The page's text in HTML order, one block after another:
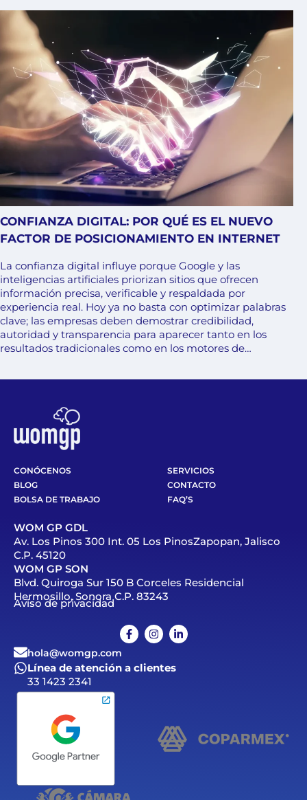
CONFIANZA DIGITAL: POR QUÉ ES EL NUEVO
FACTOR DE POSICIONAMIENTO EN INTERNET
La confianza digital influye porque Google y las
inteligencias artificiales priorizan sitios que ofrecen
información precisa, verificable y respaldada por
experiencia real. Hoy ya no basta con optimizar palabras
clave; las empresas deben demostrar credibilidad,
autoridad y transparencia para aparecer tanto en los
resultados tradicionales como en los motores de…
CONÓCENOS
SERVICIOS
BLOG
CONTACTO
BOLSA DE TRABAJO
FAQ’S
WOM GP GDL
Av. Los Pinos 300 Int. 05 Los PinosZapopan, Jalisco
C.P. 45120
WOM GP SON
Blvd. Quiroga Sur 150 B Corceles Residencial
Hermosillo, Sonora C.P. 83243
Aviso de privacidad
hola@womgp.com
Línea de atención a clientes
33 1423 2341